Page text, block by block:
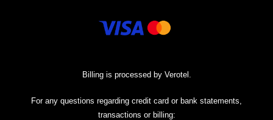
Billing is processed by Verotel.
For any questions regarding credit card or bank statements,
transactions or billing: